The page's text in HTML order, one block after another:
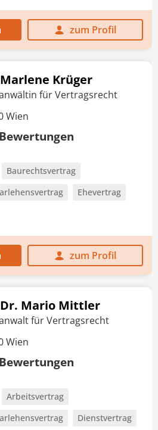
zum Profil
Krüger
für Vertragsrecht
Wien
Bewertungen
Baurechtsvertrag
Ehevertrag
zum Profil
Mario Mittler
für Vertragsrecht
Wien
Bewertungen
Arbeitsvertrag
Dienstvertrag